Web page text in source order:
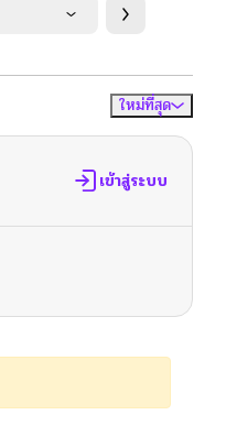
ใหม่ที่สุด
เข้าสู่ระบบ